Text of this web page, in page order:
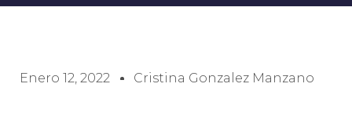
Enero 12, 2022 Cristina Gonzalez Manzano